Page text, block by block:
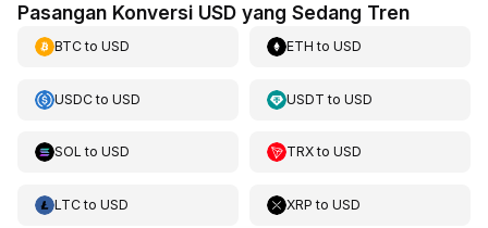
Pasangan Konversi USD yang Sedang Tren
BTCto USD ETH toUSD
USDCto USD USDT toUSD
SOL to USD TRXtoUSD
LTCto USD XRP toUSD